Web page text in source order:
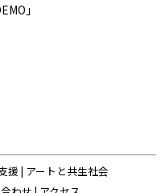
」
援 | アートと共生社会